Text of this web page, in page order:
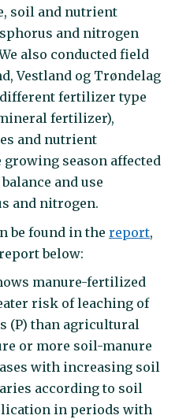
soil and nutrient
and nitrogen
also conducted field
Vestland og Trøndelag
fertilizer type
fertilizer),
and nutrient
season affected
and use
and nitrogen.
be found in the report,
below:
manure-fertilized
risk of leaching of
(P) than agricultural
or more soil-manure
with increasing soil
according to soil
in periods with